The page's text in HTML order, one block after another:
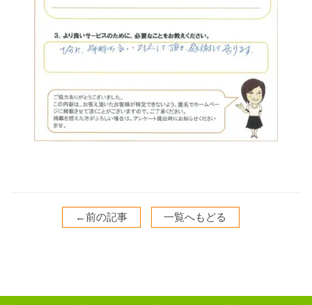
←前の記事 一覧へもどる